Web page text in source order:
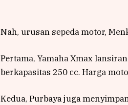
Nah, urusan sepeda motor,
Pertama, Yamaha Xmax
berkapasitas 250 cc. Harga
Kedua, Purbaya juga